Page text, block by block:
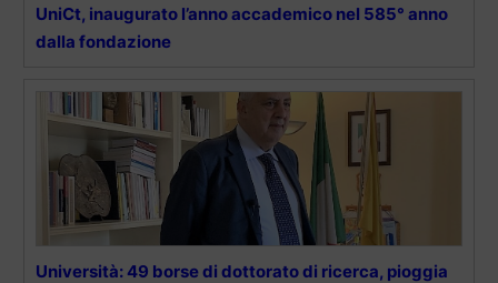
UniCt, inaugurato l’anno accademico nel 585° anno
dalla fondazione
Università: 49 borse di dottorato di ricerca, pioggia